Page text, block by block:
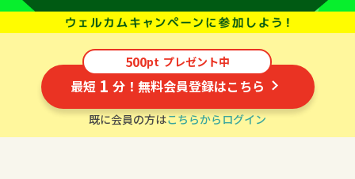
500pt プレゼント中
最短 1 分！無料会員登録はこちら
既に会員の方はこちらからログイン